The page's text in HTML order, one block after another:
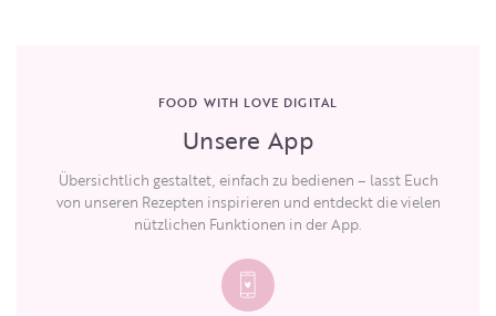
FOOD WITH LOVE DIGITAL
Unsere App
Übersichtlich gestaltet, einfach zu bedienen – lasst Euch
von unseren Rezepten inspirieren und entdeckt die vielen
nützlichen Funktionen in der App.